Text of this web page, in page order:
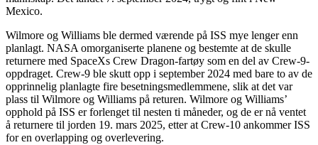
Mexico.
Wilmore og Williams ble dermed værende på ISS mye lenger enn
planlagt. NASA omorganiserte planene og bestemte at de skulle
returnere med SpaceXs Crew Dragon-fartøy som en del av Crew-9-
oppdraget. Crew-9 ble skutt opp i september 2024 med bare to av de
opprinnelig planlagte fire besetningsmedlemmene, slik at det var
plass til Wilmore og Williams på returen. Wilmore og Williams’
opphold på ISS er forlenget til nesten ti måneder, og de er nå ventet
å returnere til jorden 19. mars 2025, etter at Crew-10 ankommer ISS
for en overlapping og overlevering.